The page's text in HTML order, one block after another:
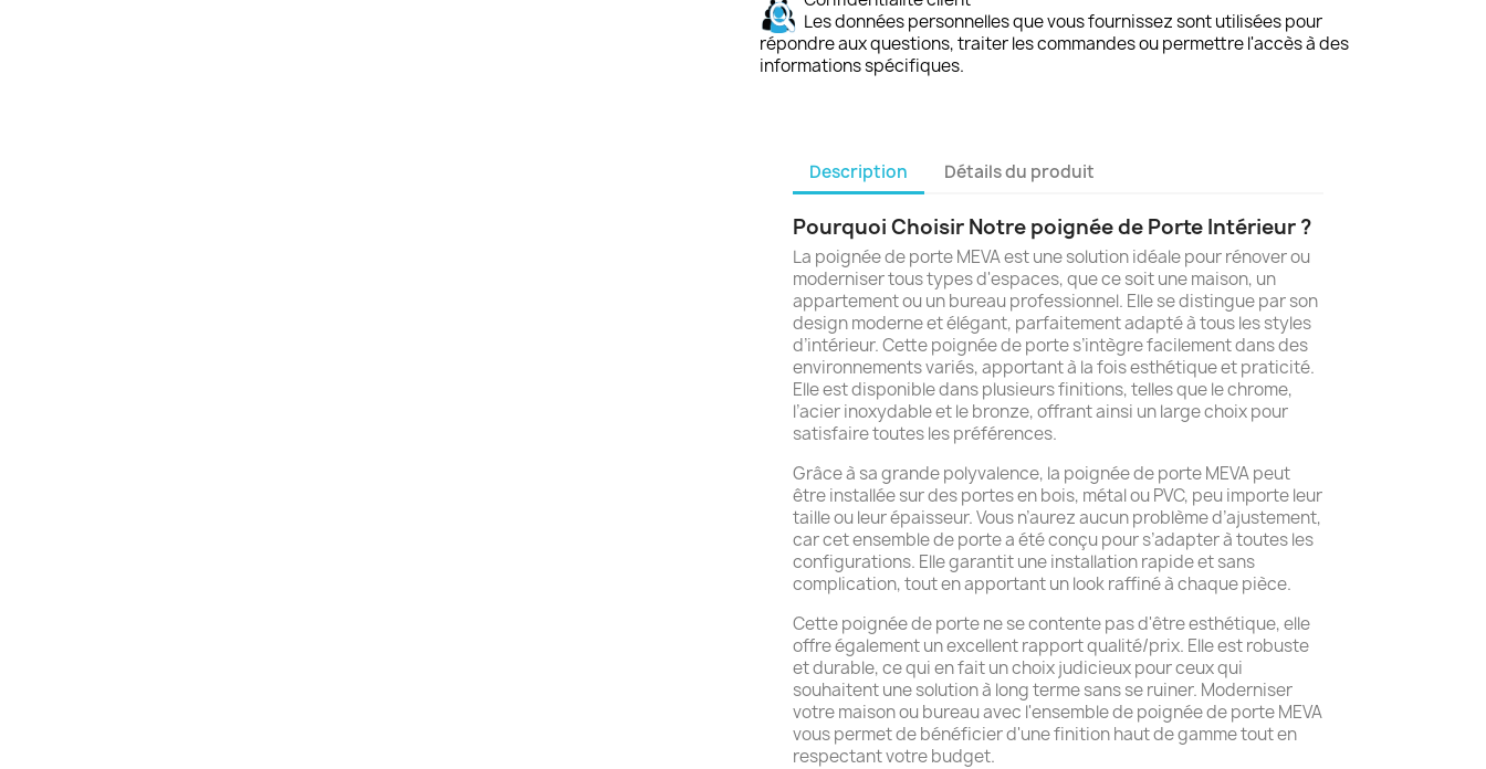
Les données personnelles que vous fournissez sont utilisées pour
répondre aux questions, traiter les commandes ou permettre l'accès à des
informations spécifiques.
Description Détails du produit
Pourquoi Choisir Notre poignée de Porte Intérieur ?
La poignée de porte MEVA est une solution idéale pour rénover ou
moderniser tous types d'espaces, que ce soit une maison, un
appartement ou un bureau professionnel. Elle se distingue par son
design moderne et élégant, parfaitement adapté à tous les styles
d’intérieur. Cette poignée de porte s’intègre facilement dans des
environnements variés, apportant à la fois esthétique et praticité.
Elle est disponible dans plusieurs finitions, telles que le chrome,
l’acier inoxydable et le bronze, offrant ainsi un large choix pour
satisfaire toutes les préférences.
Grâce à sa grande polyvalence, la poignée de porte MEVA peut
être installée sur des portes en bois, métal ou PVC, peu importe leur
taille ou leur épaisseur. Vous n’aurez aucun problème d’ajustement,
car cet ensemble de porte a été conçu pour s’adapter à toutes les
configurations. Elle garantit une installation rapide et sans
complication, tout en apportant un look raffiné à chaque pièce.
Cette poignée de porte ne se contente pas d'être esthétique, elle
offre également un excellent rapport qualité/prix. Elle est robuste
et durable, ce qui en fait un choix judicieux pour ceux qui
souhaitent une solution à long terme sans se ruiner. Moderniser
votre maison ou bureau avec l'ensemble de poignée de porte MEVA
vous permet de bénéficier d'une finition haut de gamme tout en
respectant votre budget.